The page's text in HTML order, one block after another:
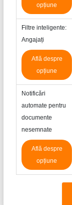
opțiune
Filtre inteligente:
Angajați
Află despre
opțiune
Notificări
automate pentru
documente
nesemnate
Află despre
opțiune